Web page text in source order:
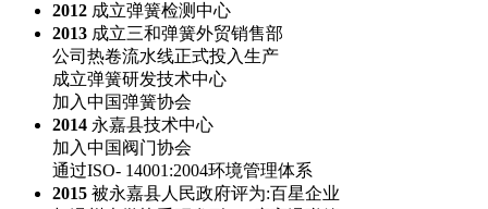
2012 成立弹簧检测中心
2013 成立三和弹簧外贸销售部
公司热卷流水线正式投入生产
成立弹簧研发技术中心
加入中国弹簧协会
2014 永嘉县技术中心
加入中国阀门协会
通过ISO- 14001:2004环境管理体系
2015 被永嘉县人民政府评为:百星企业